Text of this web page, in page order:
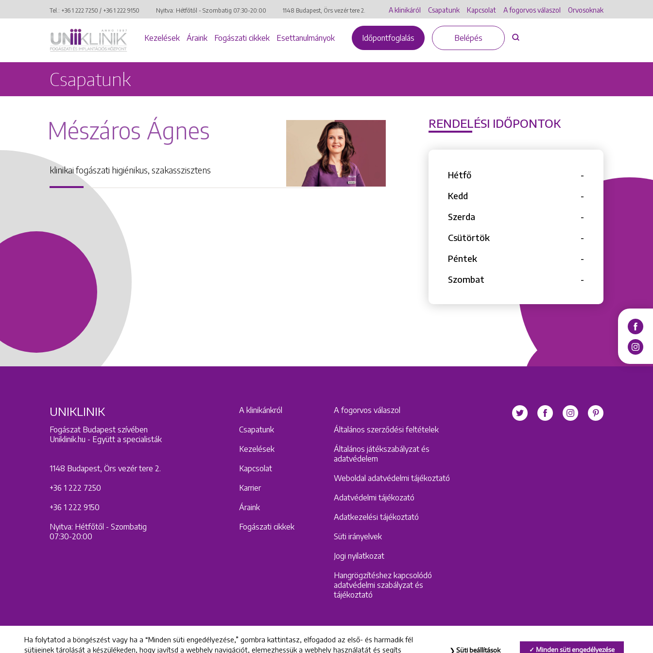
Tel.: +36 1 222 7250 / +36 1 222 9150 Nyitva: Hétfőtől - Szombatig 07:30-20:00 1148 Budapest, Örs vezér tere 2. A klinikáról Csapatunk Kapcsolat A fogorvos válaszol Orvosoknak
Kezelések Áraink Fogászati cikkek Esettanulmányok Időpontfoglalás Belépés
Csapatunk
Mészáros Ágnes
klinikai fogászati higiénikus, szakasszisztens
RENDELÉSI IDŐPONTOK
Hétfő
-
Kedd
-
Szerda
-
Csütörtök
-
Péntek
-
Szombat
-
UNIKLINIK
Fogászat Budapest szívében
Uniklinik.hu - Együtt a specialisták
1148 Budapest, Örs vezér tere 2.
+36 1 222 7250
+36 1 222 9150
Nyitva: Hétfőtől - Szombatig
07:30-20:00
A klinikánkról
Csapatunk
Kezelések
Kapcsolat
Karrier
Áraink
Fogászati cikkek
A fogorvos válaszol
Általános szerződési feltételek
Általános játékszabályzat és
adatvédelem
Weboldal adatvédelmi tájékoztató
Adatvédelmi tájékozató
Adatkezelési tájékoztató
Süti irányelvek
Jogi nyilatkozat
Hangrögzítéshez kapcsolódó
adatvédelmi szabályzat és
tájékoztató
All rights reserved © 2022 Uniklinik Dental and Implant Center
Ha folytatod a böngészést vagy ha a “Minden süti engedélyezése,” gombra kattintasz, elfogadod az első- és harmadik fél
sütijeinek tárolását a készülékeden, hogy javítsd a webhely navigációt, elemezhessük a webhely használatát és segíts
Minden süti engedélyezése
Süti beállítások